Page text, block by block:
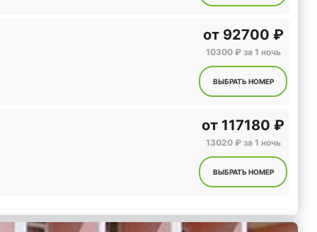
от92700 ₽
10300 ₽ за 1 ночь
ВЫБРАТЬ НОМЕР
от 117180 ₽
13020 ₽ за 1 ночь
ВЫБРАТЬ НОМЕР